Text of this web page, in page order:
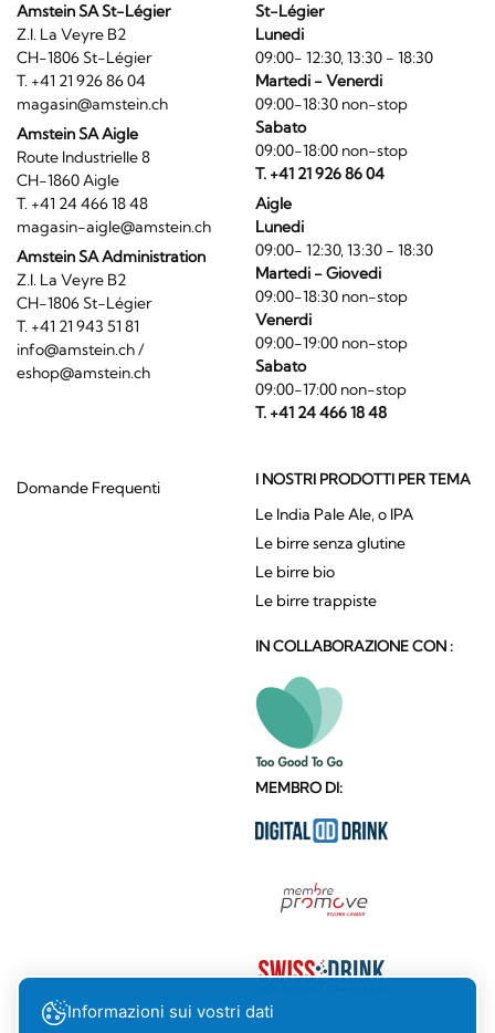
Amstein SA St-Légier
Z.I. La Veyre B2
CH-1806 St-Légier
T. +41 21 926 86 04
magasin@amstein.ch
Amstein SA Aigle
Route Industrielle 8
CH-1860 Aigle
T. +41 24 466 18 48
magasin-aigle@amstein.ch
Amstein SA Administration
Z.I. La Veyre B2
CH-1806 St-Légier
T. +41 21 943 51 81
info@amstein.ch/
eshop@amstein.ch
St-Légier
Lunedi
09:00- 12:30, 13:30 - 18:30
Martedi - Venerdi
09:00-18:30 non-stop
Sabato
09:00-18:00 non-stop
T. +41 21 926 86 04
Aigle
Lunedi
09:00- 12:30, 13:30 - 18:30
Martedi - Giovedi
09:00-18:30 non-stop
Venerdi
09:00-19:00 non-stop
Sabato
09:00-17:00 non-stop
T. +41 24 466 18 48
Domande Frequenti I NOSTRI PRODOTTI PER TEMA
Le India Pale Ale, o IPA
Le birre senza glutine
Le birre bio
Le birre trappiste
IN COLLABORAZIONE CON :
MEMBRO DI:
Informazioni sui vostri dati